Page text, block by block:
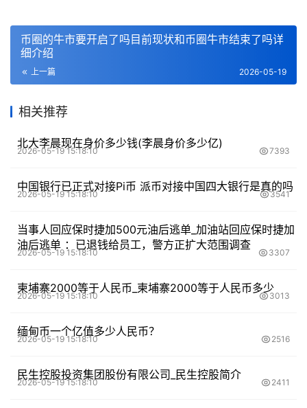
币圈的牛市要开启了吗目前现状和币圈牛市结束了吗详
细介绍
上一篇 2026-05-19
相关推荐
北大李晨现在身价多少钱(李晨身价多少亿)
2026-05-19 15:18:10 7393
中国银行已正式对接Pi币 派币对接中国四大银行是真的吗
2026-05-19 15:18:10 3541
当事人回应保时捷加500元油后逃单_加油站回应保时捷加
油后逃单 ：已退钱给员工，警方正扩大范围调查
2026-05-19 15:18:10 3307
柬埔寨2000等于人民币_柬埔寨2000等于人民币多少
2026-05-19 15:18:10 3013
缅甸币一个亿值多少人民币？
2026-05-19 15:18:10 2516
民生控股投资集团股份有限公司_民生控股简介
2026-05-19 15:18:10 2411